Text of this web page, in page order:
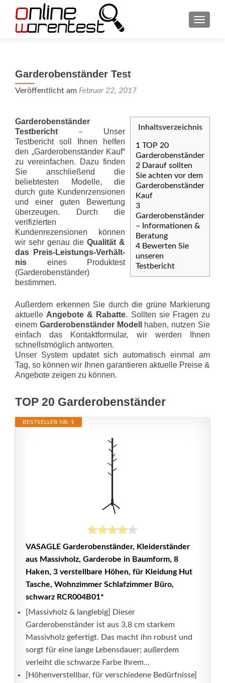
Garderobenständer Test
Veröffentlicht am Februar 22, 2017
Inhaltsverzeichnis
1 TOP 20
Garderobenständer
2 Darauf sollten
Sie achten vor dem
Garderobenständer
Kauf
3
Garderobenständer
– Informationen &
Beratung
4 Bewerten Sie
unseren
Testbericht
Garderobenständer
Testbericht – Unser
Testbericht soll Ihnen helfen
den „Garderobenständer Kauf“
zu vereinfachen. Dazu finden
Sie anschließend die
beliebtesten Modelle, die
durch gute Kundenrzensionen
und einer guten Bewertung
überzeugen. Durch die
verifizierten
Kundenrezensionen können
wir sehr genau die Qualität &
das Preis-Leis­tungs-Ver­hält­
nis eines Produktest
(Garderobenständer)
bestimmen.
Außerdem erkennen Sie durch die grüne Markierung
aktuelle Angebote & Rabatte. Sollten sie Fragen zu
einem Garderobenständer Modell
haben, nutzen Sie
einfach das Kontaktformular, wir werden Ihnen
schnellstmöglich antworten.
Unser System updatet sich automatisch einmal am
Tag, so können wir Ihnen garantieren aktuelle Preise &
Angebote zeigen zu können.
TOP 20 Garderobenständer
BESTSELLER NR. 1
VASAGLE Garderobenständer, Kleiderständer
aus Massivholz, Garderobe in Baumform, 8
Haken, 3 verstellbare Höhen, für Kleidung Hut
Tasche, Wohnzimmer Schlafzimmer Büro,
schwarz RCR004B01*
[Massivholz & langlebig] Dieser
Garderobenständer ist aus 3,8 cm starkem
Massivholz gefertigt. Das macht ihn robust und
sorgt für eine lange Lebensdauer; außerdem
verleiht die schwarze Farbe Ihrem...
[Höhenverstellbar, für verschiedene Bedürfnisse]